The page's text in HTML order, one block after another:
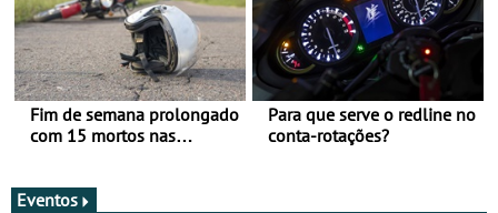
Fim de semana prolongado
com 15 mortos nas
Para que serve o redline no
conta-rotações?
Eventos